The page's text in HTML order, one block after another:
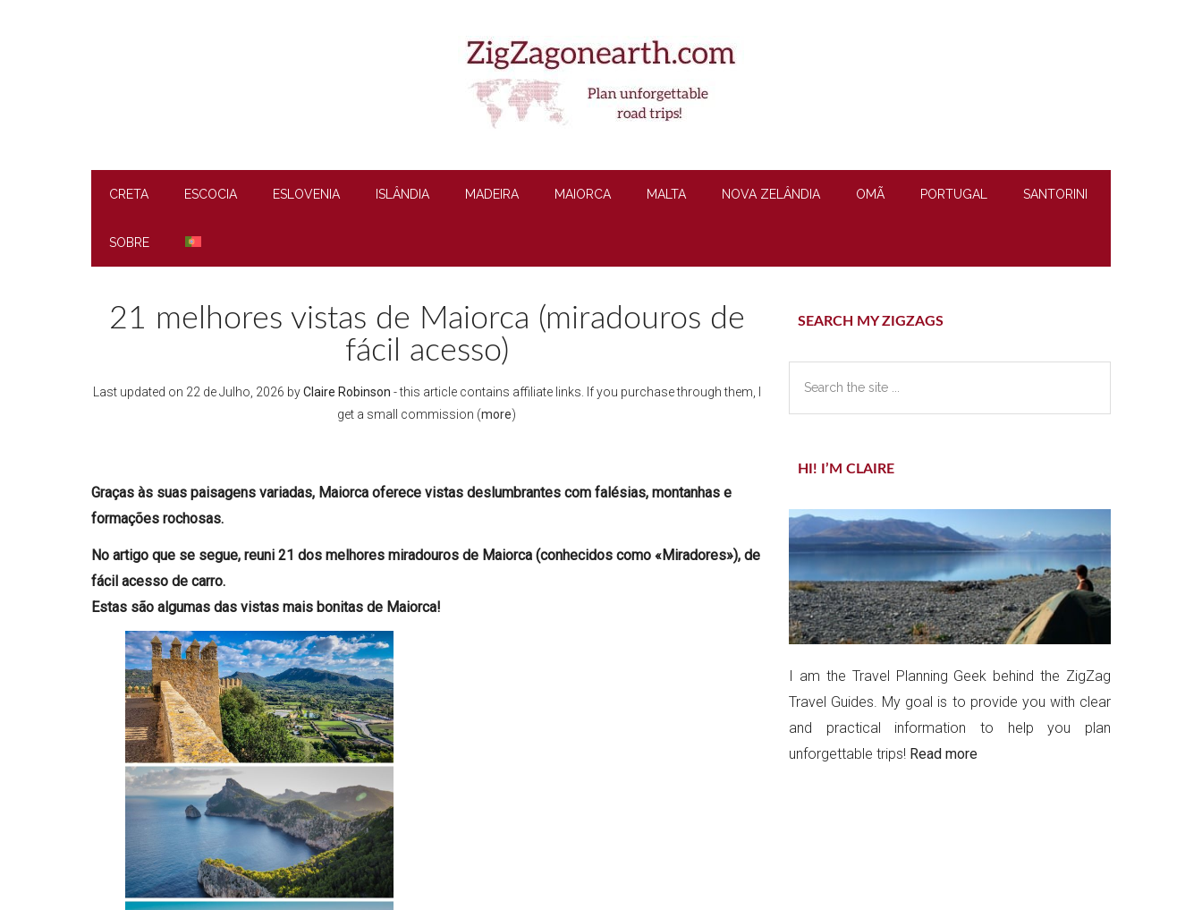
CRETA ESCOCIA ESLOVENIA ISLÂNDIA MADEIRA MAIORCA MALTA NOVA ZELÂNDIA OMÃ PORTUGAL SANTORINI
SOBRE
21 melhores vistas de Maiorca (miradouros de
fácil acesso)
Last updated on 22 de Julho, 2026 byClaire Robinson - this article contains affiliate links. If you purchase through them, I
get a small commission (more)
Graças às suas paisagens variadas, Maiorca oferece vistas deslumbrantes com falésias, montanhas e
formações rochosas.
No artigo que se segue, reuni 21 dos melhores miradouros de Maiorca (conhecidos como «Miradores»), de
fácil acesso de carro.
Estas são algumas das vistas mais bonitas de Maiorca!
Primary
SEARCH MY ZIGZAGS
HI! I’M CLAIRE
I am the Travel Planning Geek behind the ZigZag
Travel Guides. My goal is to provide you with clear
and practical information to help you plan
unforgettable trips! Read more